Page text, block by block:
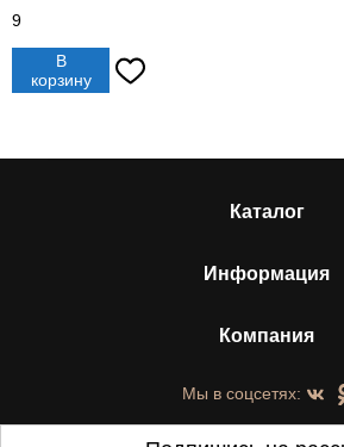
9
В
корзину
Каталог
Информация
Компания
Мы в соцсетях: